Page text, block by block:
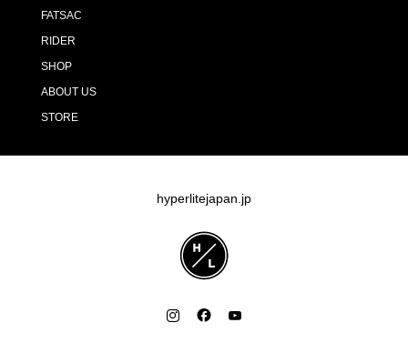
FATSAC
RIDER
SHOP
ABOUT US
STORE
hyperlitejapan.jp